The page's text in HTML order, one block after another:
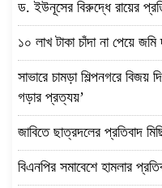
ড. ইউনূসের বিরুদ্ধে রায়ের
১০ লাখ টাকা চাঁদা না পেয়ে
সাভারে চামড়া শিল্পনগরে
গড়ার প্রত্যয়’
জাবিতে ছাত্রদলের প্রতিবাদ
বিএনপির সমাবেশে হামলার